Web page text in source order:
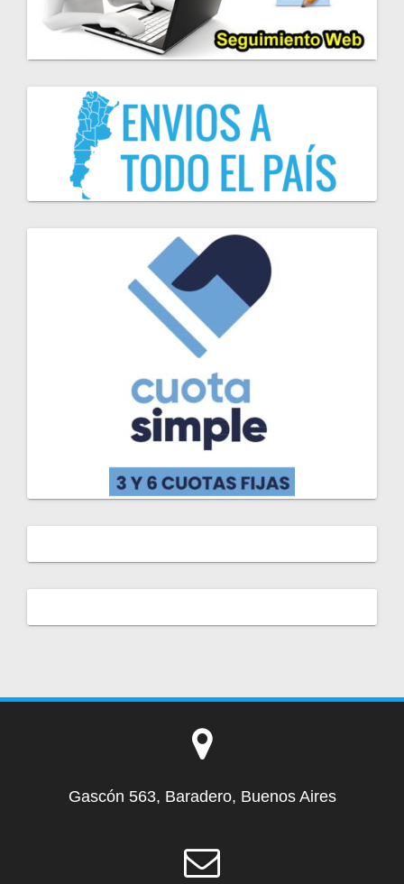
Gascón 563, Baradero, Buenos Aires